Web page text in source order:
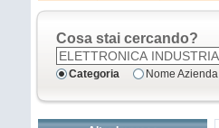
Cosa stai cercando?
Categoria Nome Azienda